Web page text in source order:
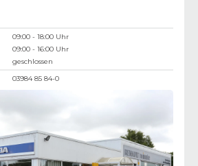
09:00 - 18:00 Uhr
09:00 - 16:00 Uhr
geschlossen
03984 85 84-0